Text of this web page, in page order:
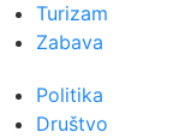
Turizam
Zabava
Politika
Društvo